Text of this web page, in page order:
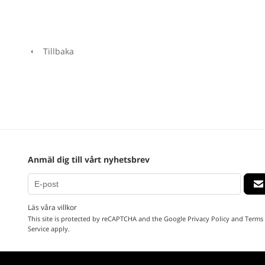
Tillbaka
Anmäl dig till vårt nyhetsbrev
Läs våra villkor
This site is protected by reCAPTCHA and the Google Privacy Policy and
Service apply.